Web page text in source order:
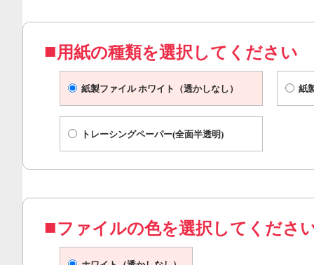
用紙の種類を選択してください
紙製ファイル ホワイト（透かしなし） 紙
トレーシングペーパー(全面半透明)
ファイルの色を選択してくださ